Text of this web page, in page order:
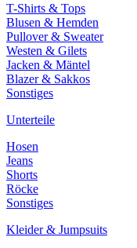
T-Shirts & Tops
Blusen & Hemden
Pullover & Sweater
Westen & Gilets
Jacken & Mäntel
Blazer & Sakkos
Sonstiges
Unterteile
Hosen
Jeans
Shorts
Röcke
Sonstiges
Kleider & Jumpsuits